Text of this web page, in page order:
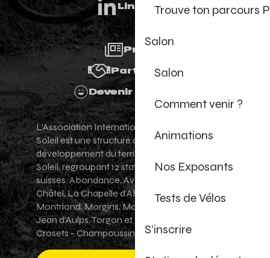
Trouve ton parcours
Salon
Salon
Comment venir ?
Animations
Nos Exposants
Tests de Vélos
S'inscrire
Linkedin
Presse
Partenaires
Devenir Bénévole
L'Association Internationale des Portes du
Soleil est une structure de promotion et de
développement du territoire des Portes du
Soleil, regroupant 12 stations villages franco-
suisses. Abondance, Avoriaz 1800, Champéry,
Châtel, La Chapelle d'Abondance, Les Gets,
Montriond, Morgins, Morzine-Avoriaz, Saint-
Jean d'Aulps, Torgon et Val-d'Illiez - Les
Crosets - Champoussin.